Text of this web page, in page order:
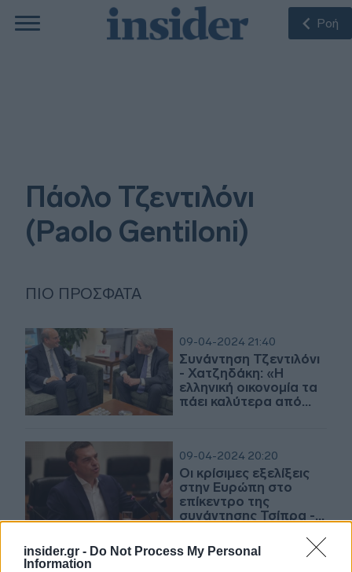
insider.gr - Do Not Process My Personal
Information
Ροή
Πάολο Τζεντιλόνι
(Paolo Gentiloni)
ΠΙΟ ΠΡΌΣΦΑΤΑ
09-04-2024 21:40
Συνάντηση Τζεντιλόνι
- Χατζηδάκη: «Η
ελληνική οικονομία τα
πάει καλύτερα από
09-04-2024 20:20
Οι κρίσιμες εξελίξεις
στην Ευρώπη στο
επίκεντρο της
συνάντησης Τσίπρα -